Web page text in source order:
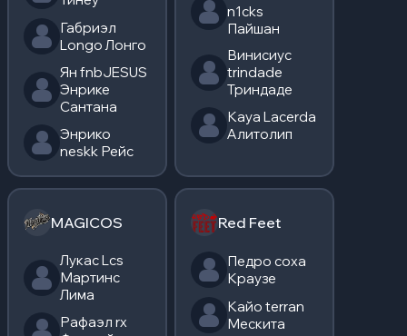
Габриэл
Longo Лонго
Ян fnbJESUS
Энрике
Сантана
Энрико
neskk Рейс
n1cks
Пайшан
Винисиус
trindade
Триндаде
Кауа Lacerda
Алитолип
MAGICOS
Лукас Lcs
Мартинс
Лима
Рафаэл rx
Red Feet
Педро coxa
Краузе
Кайо terran
Мескита